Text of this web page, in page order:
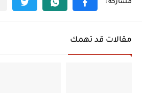
مقالات قد تهمك